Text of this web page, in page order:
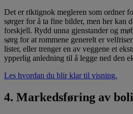
Det er riktignok megleren som ordner
sørger for å ta fine bilder, men her kan
forskjell. Rydd unna gjenstander og
sørg for at rommene generelt er
lister, eller trenger en av veggene et
ypperlig anledning til å legge ned den
Les hvordan du blir klar til visning.
4. Markedsføring av